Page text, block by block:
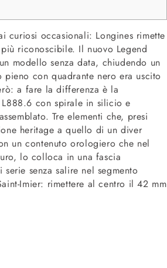
curiosi occasionali: Longines rimette
riconoscibile. Il nuovo Legend
modello senza data, chiudendo un
con quadrante nero era uscito
a fare la differenza è la
con spirale in silicio e
Tre elementi che, presi
heritage a quello di un diver
un contenuto orologiero che nel
lo colloca in una fascia
senza salire nel segmento
Imier: rimettere al centro il 42 mm